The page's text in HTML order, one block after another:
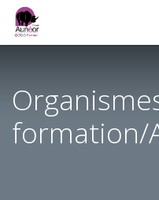
formation/